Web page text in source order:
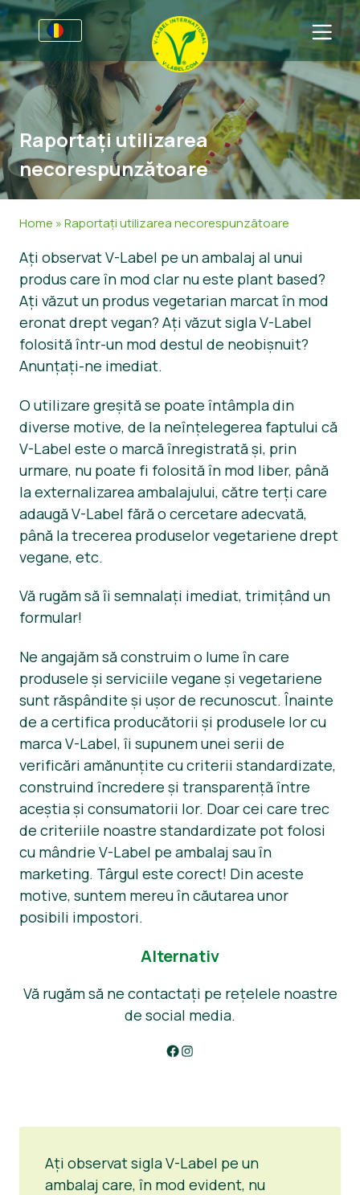
Pentru Afaceri
Informații pentru porducători
V-Label Webinars
Beneficii
Criterii pentru V-Label
Resurse
Obțineți certificarea
Sectoare
Informații Generale
Mâncare
Cosmetice
Non-Alimete
Gastronomie
Întrebări Frecvente
Pentru Consumatori
Informații Generale
Produse Certificate
Despre Noi
Despre Noi
Contactează-ne
Obțineți certificarea
Raportați utilizarea necorespunzătoare
Zonă clienţi
Materiale de Presa
Raportați utilizarea
necorespunzătoare
Home »Raportați utilizarea necorespunzătoare
Ați observat V-Label pe un ambalaj al unui
produs care în mod clar nu este plant based?
Ați văzut un produs vegetarian marcat în mod
eronat drept vegan? Ați văzut sigla V-Label
folosită într-un mod destul de neobișnuit?
Anunțați-ne imediat.
O utilizare greșită se poate întâmpla din
diverse motive, de la neînțelegerea faptului că
V-Label este o marcă înregistrată și, prin
urmare, nu poate fi folosită în mod liber, până
la externalizarea ambalajului, către terți care
adaugă V-Label fără o cercetare adecvată,
până la trecerea produselor vegetariene drept
vegane, etc.
Vă rugăm să îi semnalați imediat, trimițând un
formular!
Ne angajăm să construim o lume în care
produsele și serviciile vegane și vegetariene
sunt răspândite și ușor de recunoscut. Înainte
de a certifica producătorii și produsele lor cu
marca V-Label, îi supunem unei serii de
verificări amănunțite cu criterii standardizate,
construind încredere și transparență între
aceștia și consumatorii lor. Doar cei care trec
de criteriile noastre standardizate pot folosi
cu mândrie V-Label pe ambalaj sau în
marketing. Târgul este corect! Din aceste
motive, suntem mereu în căutarea unor
posibili impostori.
Alternativ
Vă rugăm să ne contactați pe rețelele noastre
de social media.
Get in touch via V-Label Facebook
Get in touch via V-Label Instagram
Ați observat sigla V-Label pe un
ambalaj care, în mod evident, nu